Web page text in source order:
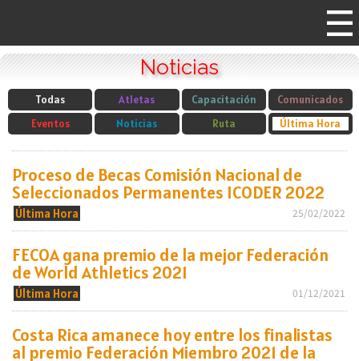
Noticias
Todas Atletas Capacitación
Comunicados
Eventos
Noticias Ruta Última Hora
Proceso de Becas Comisión Nacional de
Seleccionados Permanentes ICODER 2022
Última Hora 25/02/2022
FECOA gana premio de la mejor Federación
de World Athletics 2021
Última Hora 01/12/2021
Costa Rica amanece hoy entre los finalistas
al premio Federación Miembro 2021 de la